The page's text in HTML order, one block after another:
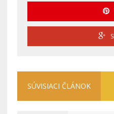
SÚVISIACI ČLÁNOK